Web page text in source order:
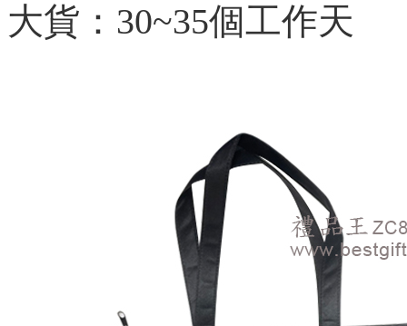
大貨： 30~35個工作天